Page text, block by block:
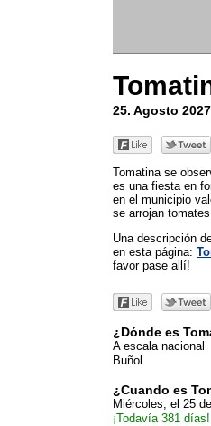
25. Agosto
Tomatina se
es una fiesta en
en el municipio
se arrojan
Una descripción
en esta página:
favor pase allí!
¿Dónde es
A escala nacional
Buñol
¿Cuando es
Miércoles, el 25
¡Todavía 381 días!